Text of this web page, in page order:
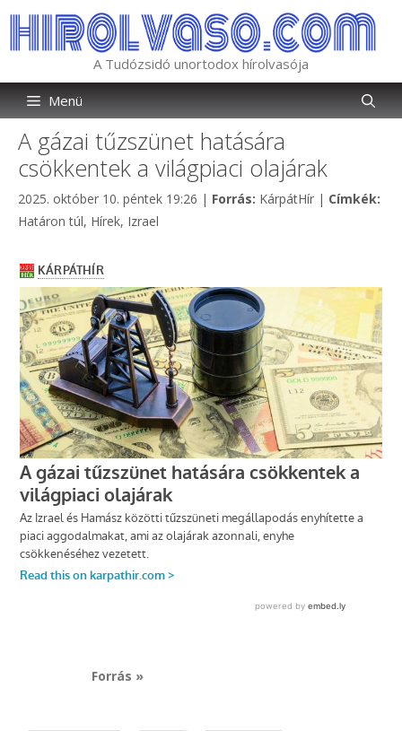
tartalomba
A Tudózsidó unortodox hírolvasója
Menü
A gázai tűzszünet hatására
csökkentek a világpiaci olajárak
2025. október 10. péntek 19:26 | Forrás: Kategória
KárpátHír | Címkék:
Határon túl, Hírek, Izrael
Forrás »